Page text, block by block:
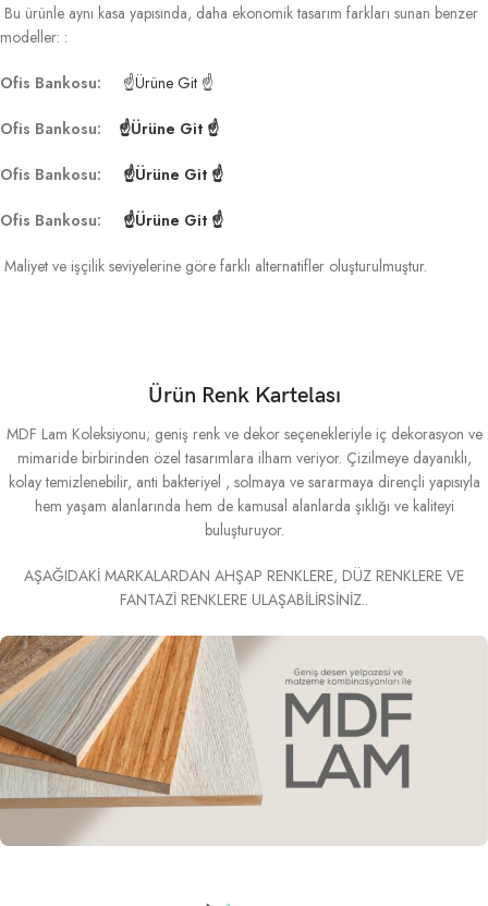
Bu ürünle aynı kasa yapısında, daha ekonomik tasarım farkları sunan benzer
modeller: :
Ofis Bankosu: ☝Ürüne Git ☝
Ofis Bankosu: ☝Ürüne Git ☝
Ofis Bankosu: ☝Ürüne Git ☝
Ofis Bankosu: ☝Ürüne Git ☝
Maliyet ve işçilik seviyelerine göre farklı alternatifler oluşturulmuştur.
Ürün Renk Kartelası
MDF Lam Koleksiyonu; geniş renk ve dekor seçenekleriyle iç dekorasyon ve
mimaride birbirinden özel tasarımlara ilham veriyor. Çizilmeye dayanıklı,
kolay temizlenebilir, anti bakteriyel , solmaya ve sararmaya dirençli yapısıyla
hem yaşam alanlarında hem de kamusal alanlarda şıklığı ve kaliteyi
buluşturuyor.
AŞAĞIDAKİ MARKALARDAN AHŞAP RENKLERE, DÜZ RENKLERE VE
FANTAZİ RENKLERE ULAŞABİLİRSİNİZ..